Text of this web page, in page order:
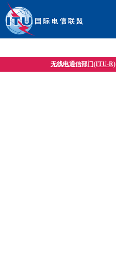
无线电通信部门(ITU-R)